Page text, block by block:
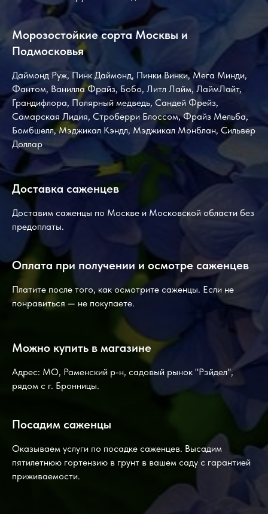
Морозостойкие сорта Москвы и
Подмосковья
Даймонд Руж, Пинк Даймонд, Пинки Винки, Мега Минди,
Фантом, Ванилла Фрайз, Бобо, Литл Лайм, ЛаймЛайт,
Грандифлора, Полярный медведь, Сандей Фрейз,
Самарская Лидия, Строберри Блоссом, Фрайз Мельба,
Бомбшелл, Мэджикал Кэндл, Мэджикал Монблан, Сильвер
Доллар
Доставка саженцев
Доставим саженцы по Москве и Московской области без
предоплаты.
Оплата при получении и осмотре саженцев
Платите после того, как осмотрите саженцы. Если не
понравиться — не покупаете.
Можно купить в магазине
Адрес: МО, Раменский р-н, садовый рынок "Рэйдел",
рядом с г. Бронницы.
Посадим саженцы
Оказываем услуги по посадке саженцев. Высадим
пятилетнюю гортензию в грунт в вашем саду с гарантией
приживаемости.